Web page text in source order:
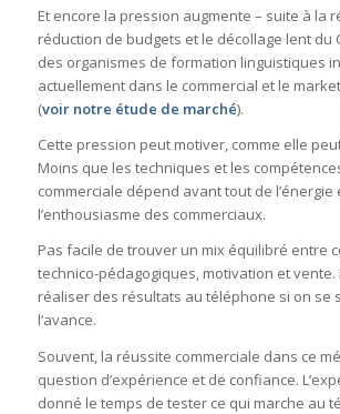
Et encore la pression augmente – suite à la
réduction de budgets et le décollage lent du
des organismes de formation linguistiques
actuellement dans le commercial et le
(voir notre étude de marché).
Cette pression peut motiver, comme elle
Moins que les techniques et les
commerciale dépend avant tout de l’énergie
l’enthousiasme des commerciaux.
Pas facile de trouver un mix équilibré entre
technico-pédagogiques, motivation et vente.
réaliser des résultats au téléphone si on se
l’avance.
Souvent, la réussite commerciale dans ce
question d’expérience et de confiance.
donné le temps de tester ce qui marche au